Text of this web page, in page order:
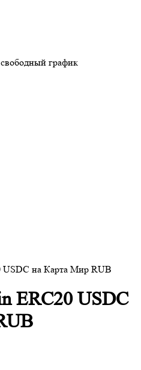
график
на Карта Мир RUB
ERC20 USDC